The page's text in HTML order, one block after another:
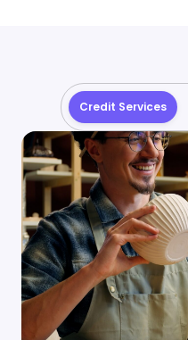
Credit Services